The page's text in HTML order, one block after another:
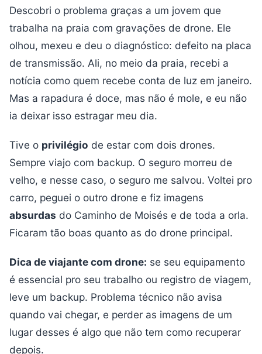
Descobri o problema graças a um jovem que
trabalha na praia com gravações de drone. Ele
olhou, mexeu e deu o diagnóstico: defeito na placa
de transmissão. Ali, no meio da praia, recebi a
notícia como quem recebe conta de luz em janeiro.
Mas a rapadura é doce, mas não é mole, e eu não
ia deixar isso estragar meu dia.
Tive o privilégio de estar com dois drones.
Sempre viajo com backup. O seguro morreu de
velho, e nesse caso, o seguro me salvou. Voltei pro
carro, peguei o outro drone e fiz imagens
absurdas do Caminho de Moisés e de toda a orla.
Ficaram tão boas quanto as do drone principal.
Dica de viajante com drone: se seu equipamento
é essencial pro seu trabalho ou registro de viagem,
leve um backup. Problema técnico não avisa
quando vai chegar, e perder as imagens de um
lugar desses é algo que não tem como recuperar
depois.